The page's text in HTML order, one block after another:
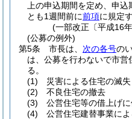
上の申込期間を定め、申
とも1週間前に前項に規定
(一部改正〔平成16
(公募の例外)
第5条
市長は、 次の各号の
は、公募を行わないで市営
る。
(1)
災害による住宅の滅失
(2)
不良住宅の撤去
(3)
公営住宅等の借上げ
(4)
公営住宅建替事業に